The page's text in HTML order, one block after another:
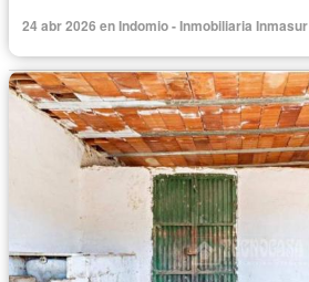
24 abr 2026 en Indomio - Inmobiliaria Inmasur